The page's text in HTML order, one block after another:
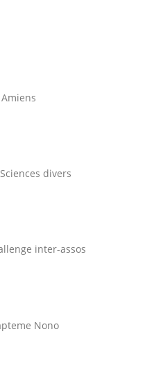
Amiens
divers
inter-assos
Nono